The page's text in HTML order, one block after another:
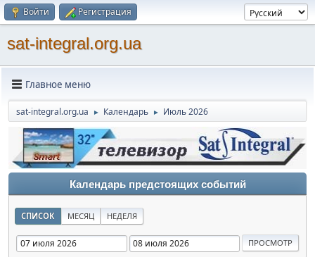
Войти Регистрация
sat-integral.org.ua
Главное меню
sat-integral.org.ua ► Календарь ► Июль 2026
Календарь предстоящих событий
СПИСОК МЕСЯЦ НЕДЕЛЯ